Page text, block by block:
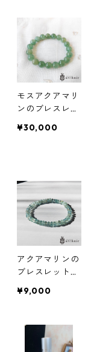
モスアクアマリ
ンのブレスレッ
¥30,000
アクアマリンの
ブレスレット
¥9,000